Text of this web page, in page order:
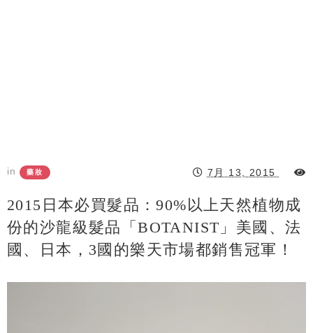
in 藥妝 7月 13, 2015
2015日本必買髮品：90%以上天然植物成
份的沙龍級髮品「BOTANIST」美國、法
國、日本，3國的樂天市場都銷售冠軍！